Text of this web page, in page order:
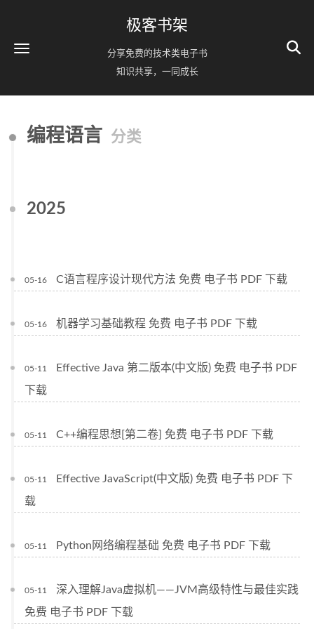
极客书架
分享免费的技术类电子书
知识共享，一同成长
编程语言 分类
2025
05-16 C语言程序设计现代方法 免费 电子书 PDF 下载
05-16 机器学习基础教程 免费 电子书 PDF 下载
05-11
Effective Java 第二版本(中文版) 免费 电子书 PDF
下载
05-11 C++编程思想[第二卷] 免费 电子书 PDF 下载
05-11
Effective JavaScript(中文版) 免费 电子书 PDF 下
载
05-11 Python网络编程基础 免费 电子书 PDF 下载
05-11
深入理解Java虚拟机——JVM高级特性与最佳实践
免费 电子书 PDF 下载